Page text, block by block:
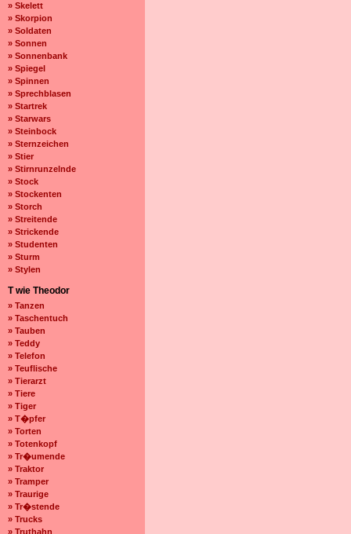
» Skelett
» Skorpion
» Soldaten
» Sonnen
» Sonnenbank
» Spiegel
» Spinnen
» Sprechblasen
» Startrek
» Starwars
» Steinbock
» Sternzeichen
» Stier
» Stirnrunzelnde
» Stock
» Stockenten
» Storch
» Streitende
» Strickende
» Studenten
» Sturm
» Stylen
T wie Theodor
» Tanzen
» Taschentuch
» Tauben
» Teddy
» Telefon
» Teuflische
» Tierarzt
» Tiere
» Tiger
» T�pfer
» Torten
» Totenkopf
» Tr�umende
» Traktor
» Tramper
» Traurige
» Tr�stende
» Trucks
» Truthahn